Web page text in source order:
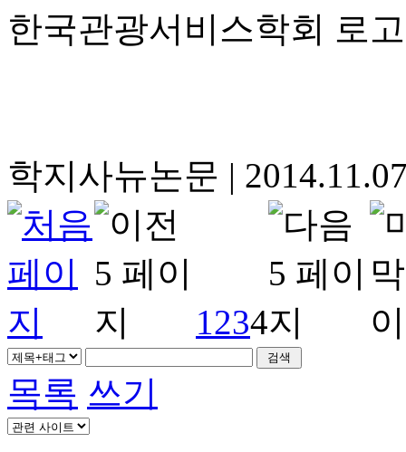
한국관광서비스학회 로고
학지사뉴논문 |
1234
목록 쓰기